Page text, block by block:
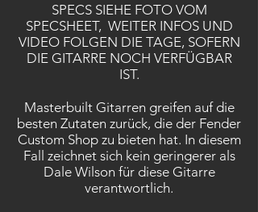
SPECS SIEHE FOTO VOM
SPECSHEET, WEITER INFOS UND
VIDEO FOLGEN DIE TAGE, SOFERN
DIE GITARRE NOCH VERFÜGBAR
IST.
Masterbuilt Gitarren greifen auf die
besten Zutaten zurück, die der Fender
Custom Shop zu bieten hat. In diesem
Fall zeichnet sich kein geringerer als
Dale Wilson für diese Gitarre
verantwortlich.